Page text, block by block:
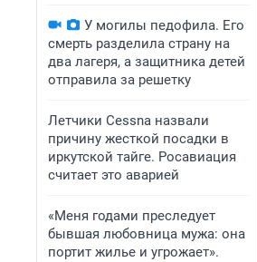
У могилы педофила. Его
смерть разделила страну на
два лагеря, а защитника детей
отправила за решетку
Летчики Cessna назвали
причину жесткой посадки в
иркутской тайге. Росавиация
считает это аварией
«Меня годами преследует
бывшая любовница мужа: она
портит жилье и угрожает».